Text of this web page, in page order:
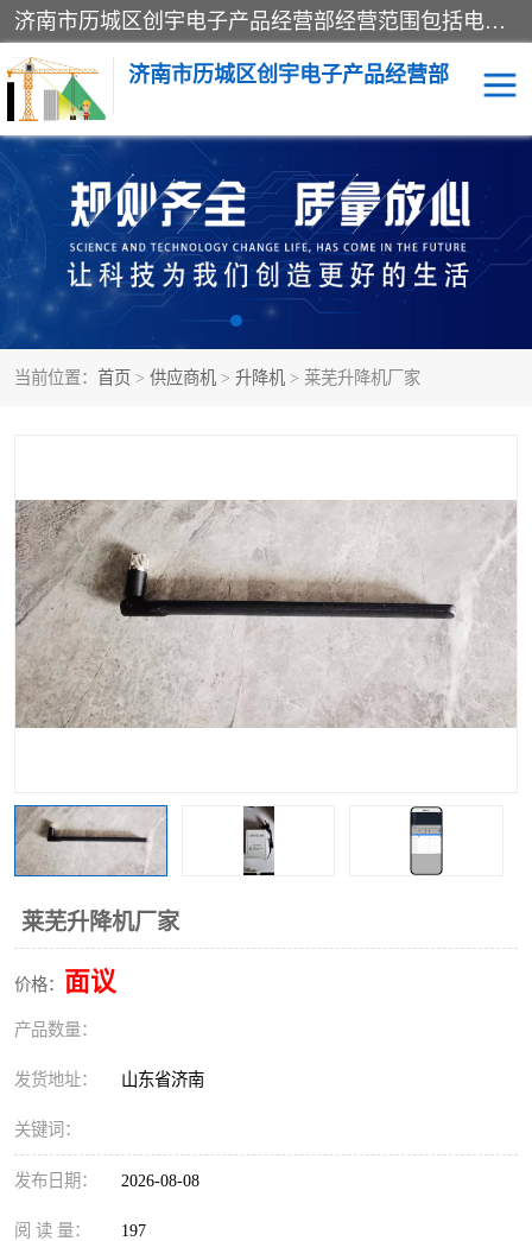
济南市历城区创宇电子产品经营部经营范围包括电子产品、起重机械配件、电气设备、仪器仪表、配电箱、监控设备的批发、零售；配电箱、仪器仪表（不含计量器）、工业自动化设备（不含特种设备、电力设备）的安装、维修。（依法须经批准的项目，经相关部门批准后方可开展经营活动）。
济南市历城区创宇电子产品经营部
当前位置： 首页 > 供应商机 > 升降机 > 莱芜升降机厂家
莱芜升降机厂家
价格： 面议
产品数量：
发货地址： 山东省济南
关键词：
发布日期： 2026-08-08
阅 读 量： 197
标养式监测 吊钩可视化
钢丝绳监控 高支模
升降机 施工临电箱监测系统